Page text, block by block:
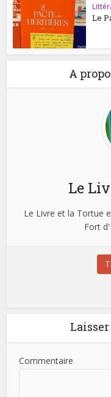
Le
A
Le
Le Livre et la Tortue
Fort
Commentaire